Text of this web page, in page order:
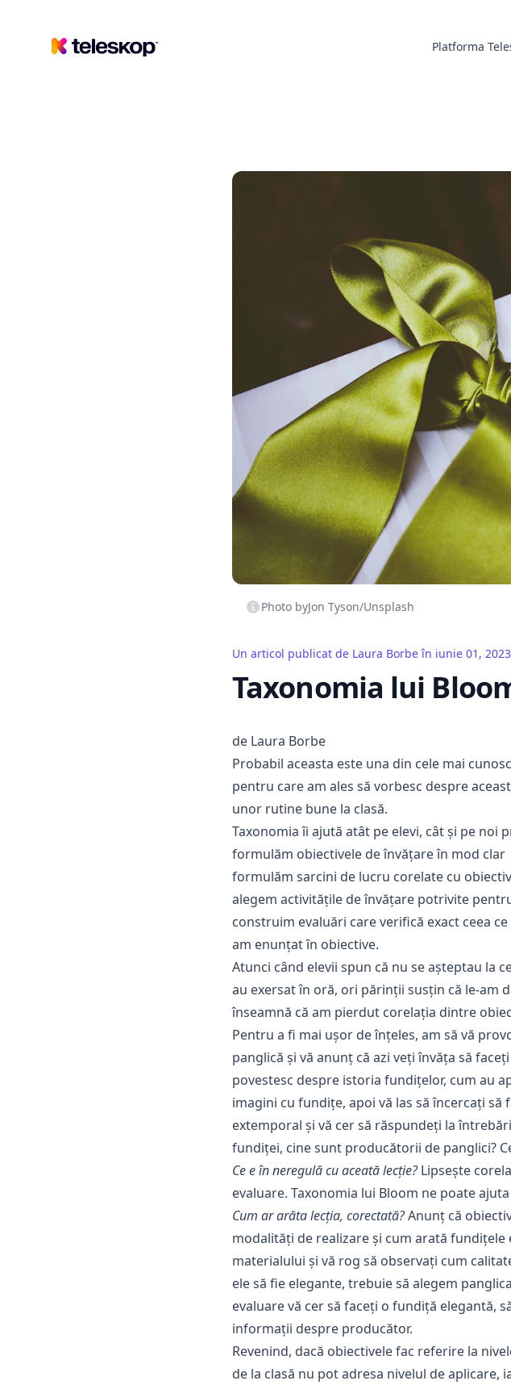
Teleskop Platforma
Photo byJon Tyson/Unsplash
Un articol publicat de Laura Borbeîn iunie 01, 2023
Taxonomia lui
de Laura Borbe
Probabil aceasta este una din cele mai
pentru care am ales să vorbesc despre
unor rutine bune la clasă.
Taxonomia îi ajută atât pe elevi, cât și pe noi
formulăm obiectivele de învățare în mod clar
formulăm sarcini de lucru corelate cu
alegem activitățile de învățare potrivite
construim evaluări care verifică exact ceea
am enunțat în obiective.
Atunci când elevii spun că nu se așteptau la
au exersat în oră, ori părinții susțin că le-am
înseamnă că am pierdut corelația dintre
Pentru a fi mai ușor de înțeles, am să vă
panglică și vă anunț că azi veți învăța să
povestesc despre istoria fundițelor, cum au
imagini cu fundițe, apoi vă las să încercați
extemporal și vă cer să răspundeți la
fundiței, cine sunt producătorii de panglici?
Ce e în neregulă cu aceată lecție?Lipsește
evaluare. Taxonomia lui Bloom ne poate
Cum ar arăta lecția, corectată?Anunț că
modalități de realizare și cum arată
materialului și vă rog să observați cum
ele să fie elegante, trebuie să alegem
evaluare vă cer să faceți o fundiță elegantă,
informații despre producător.
Revenind, dacă obiectivele fac referire la
de la clasă nu pot adresa nivelul de aplicare,